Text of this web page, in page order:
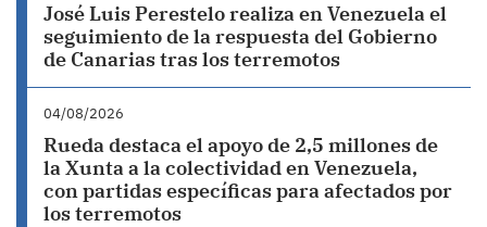
José Luis Perestelo realiza en Venezuela el
seguimiento de la respuesta del Gobierno
de Canarias tras los terremotos
04/08/2026
Rueda destaca el apoyo de 2,5 millones de
la Xunta a la colectividad en Venezuela,
con partidas específicas para afectados por
los terremotos